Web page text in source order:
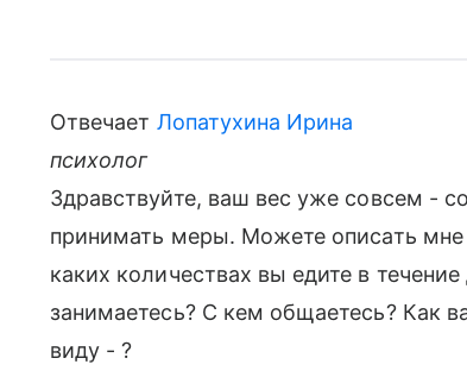
Отвечает Лопатухина Ирина
психолог
Здравствуйте, ваш вес уже совсем -
принимать меры. Можете описать
каких количествах вы едите в
занимаетесь? С кем общаетесь? Как
виду - ?